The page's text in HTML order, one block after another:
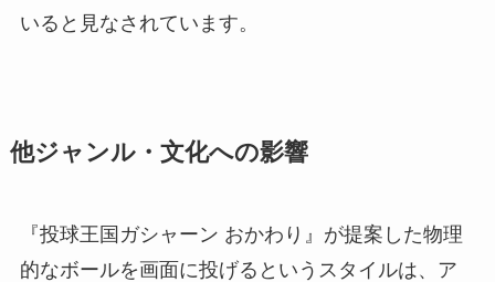
いると見なされています。
他ジャンル・文化への影響
『投球王国ガシャーン おかわり』が提案した物理
的なボールを画面に投げるというスタイルは、ア